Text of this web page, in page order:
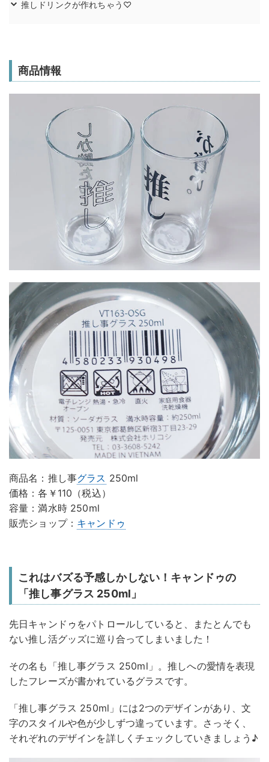
推しドリンクが作れちゃう♡
商品情報
商品名：推し事グラス 250ml
価格：各￥110（税込）
容量：満水時 250ml
販売ショップ： キャンドゥ
これはバズる予感しかしない！キャンドゥの
「推し事グラス 250ml」
先日キャンドゥをパトロールしていると、またとんでも
ない推し活グッズに巡り合ってしまいました！
その名も「推し事グラス 250ml」。推しへの愛情を表現
したフレーズが書かれているグラスです。
「推し事グラス 250ml」には2つのデザインがあり、文
字のスタイルや色が少しずつ違っています。さっそく、
それぞれのデザインを詳しくチェックしていきましょう♪